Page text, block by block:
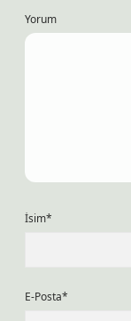
Yorum
İsim*
E-Posta*